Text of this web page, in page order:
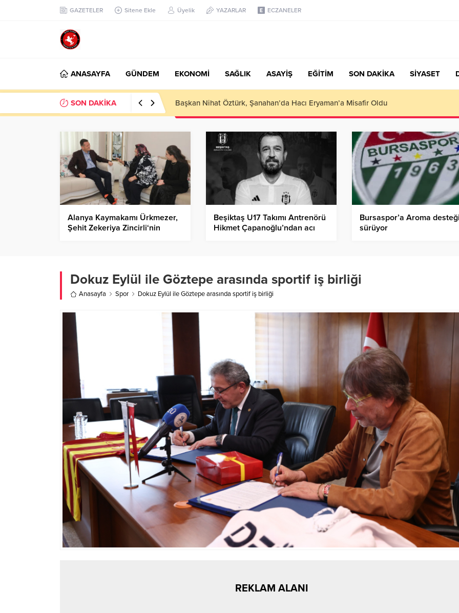
GAZETELER Sitene Ekle Üyelik YAZARLAR ECZANELER
ANASAYFA GÜNDEM EKONOMİ SAĞLIK ASAYİŞ EĞİTİM SON DAKİKA SİYASET
SON DAKİKA Başkan Nihat Öztürk, Şanahan’da Hacı Eryaman’a Misafir Oldu
Alanya Kaymakamı Ürkmezer,
Şehit Zekeriya Zincirli‘nin
Beşiktaş U17 Takımı Antrenörü
Hikmet Çapanoğlu’ndan acı
Bursaspor’a Aroma desteği
sürüyor
Dokuz Eylül ile Göztepe arasında sportif iş birliği
Anasayfa Spor Dokuz Eylül ile Göztepe arasında sportif iş birliği
REKLAM ALANI